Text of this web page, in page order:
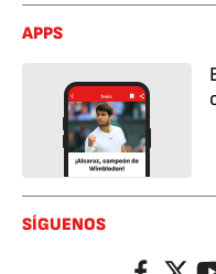
APPS
SÍGUENOS
FacebookTwitter